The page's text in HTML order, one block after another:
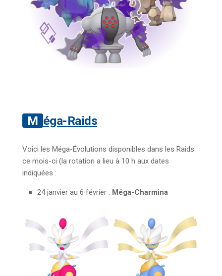
Méga-Raids
Voici les Méga-Évolutions disponibles dans les Raids
ce mois-ci (la rotation a lieu à 10 h aux dates
indiquées :
24 janvier au 6 février : Méga-Charmina